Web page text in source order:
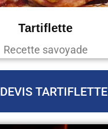
Tartiflette
Recette savoyade
DEVIS TARTIFLETTE